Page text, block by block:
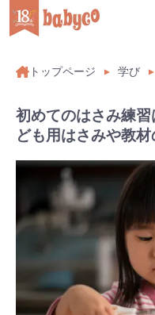
トップページ 学び
初めてのはさみ練
ども用はさみや教材